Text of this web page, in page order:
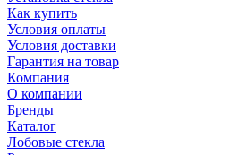
Как купить
Условия оплаты
Условия доставки
Гарантия на товар
Компания
О компании
Бренды
Каталог
Лобовые стекла